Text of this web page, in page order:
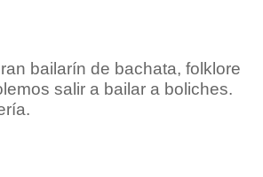
bailarín de bachata, folklore
salir a bailar a boliches.